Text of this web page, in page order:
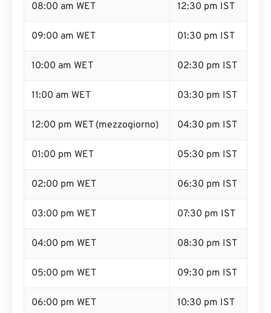
08:00 am WET 12:30 pm IST
09:00 am WET 01:30 pm IST
10:00 am WET 02:30 pm IST
11:00 am WET 03:30 pm IST
12:00 pm WET (mezzogiorno) 04:30 pm IST
01:00 pm WET 05:30 pm IST
02:00 pm WET 06:30 pm IST
03:00 pm WET 07:30 pm IST
04:00 pm WET 08:30 pm IST
05:00 pm WET 09:30 pm IST
06:00 pm WET 10:30 pm IST